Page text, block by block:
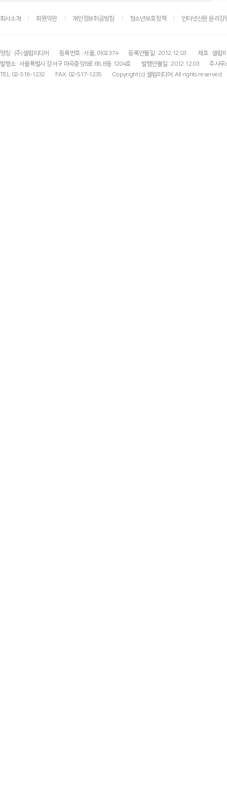
회사소개 회원약관 개인정보취급방침 청소년보호정책 인터넷신문 윤리강
명칭 : (주)셀럽미디어 등록번호 : 서울, 아02374 등록연월일 : 2012.12.03.
제호 : 셀럽
발행소 : 서울특별시 강서구 마곡중앙6로 66, B동 1204호
발행연월일 : 2012.12.03
주사무
TEL. 02-518-1232
FAX. 02-517-1235 Copyright (c) 셀럽미디어. All rights reserved.